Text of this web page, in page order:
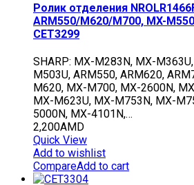
Ролик отделения
ARM550/M620/M700, MX-
CET3299
SHARP: MX-M283N, MX-
M503U, ARM550, ARM620,
M620, MX-M700, MX-2600N,
MX-M623U, MX-M753N, MX-
5000N, MX-4101N,…
2,200AMD
Quick View
Add to wishlist
CompareAdd to cart